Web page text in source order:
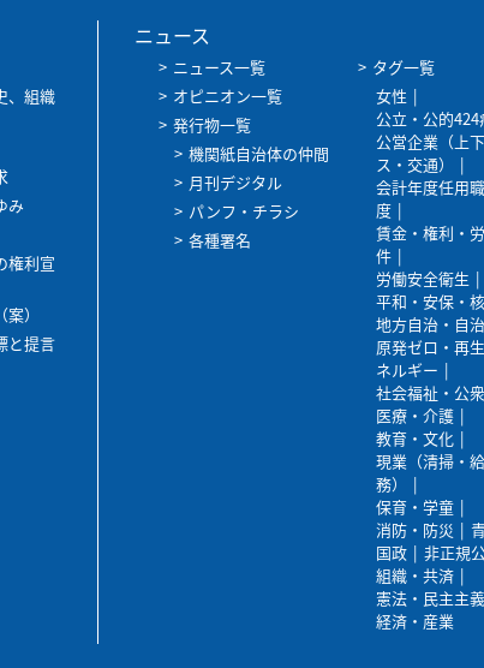
、組織
み
権利宣
）
と提言
ニュース
ニュース一覧
オピニオン一覧
発行物一覧
機関紙自治体の仲間
月刊デジタル
パンフ・チラシ
各種署名
タグ一覧
女性
公立・公的424
公営企業（上
ス・交通）
会計年度任用
度
賃金・権利・
件
労働安全衛生
平和・安保・
地方自治・自
原発ゼロ・再
ネルギー
社会福祉・公
医療・介護
教育・文化
現業（清掃・
務）
保育・学童
消防・防災
国政
非正規
組織・共済
憲法・民主主義
経済・産業